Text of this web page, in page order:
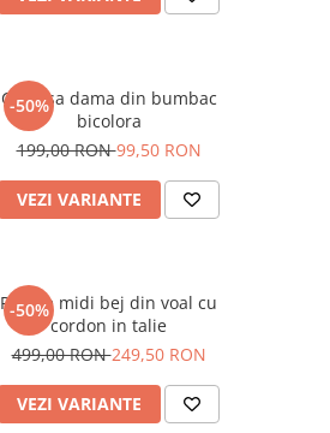
-50%
Camasa dama din bumbac
bicolora
199,00 RON99,50 RON
VEZI VARIANTE
-50%
Rochie midi bej din voal cu
cordon in talie
499,00 RON249,50 RON
VEZI VARIANTE